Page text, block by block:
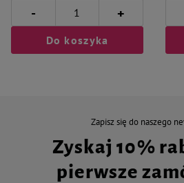
- +
Do koszyka
Zapisz się do naszego
Zyskaj 10%
pierwsze